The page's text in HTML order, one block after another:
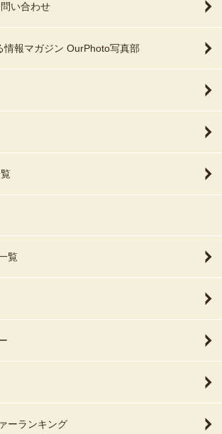
い合わせ
報マガジン OurPhoto写真部
覧
ーランキング